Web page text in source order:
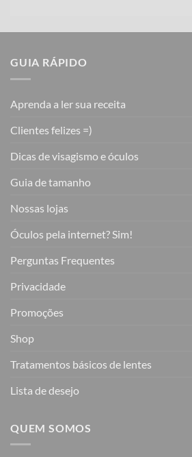
GUIA RÁPIDO
Aprenda a ler sua receita
Clientes felizes =)
Dicas de visagismo e óculos
Guia de tamanho
Nossas lojas
Óculos pela internet? Sim!
Perguntas Frequentes
Privacidade
Promoções
Shop
Tratamentos básicos de lentes
Lista de desejo
QUEM SOMOS